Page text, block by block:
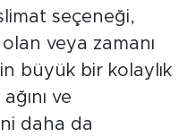
seçeneği,
veya zamanı
büyük bir kolaylık
ve
daha da